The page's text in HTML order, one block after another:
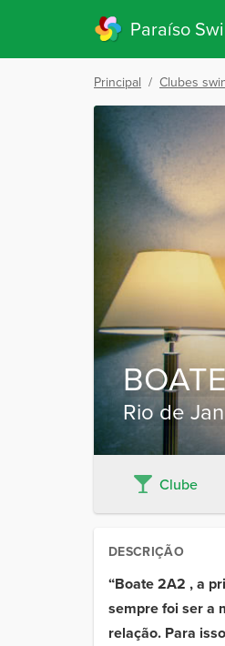
Paraíso
Principal / Clubes
Rio de
Clube
DESCRIÇÃO
“Boate 2A2 , a
sempre foi ser a
relação. Para